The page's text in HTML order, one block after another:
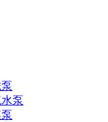
泵